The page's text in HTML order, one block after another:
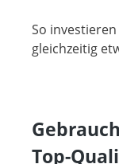
So
gleichzeitig
Top-